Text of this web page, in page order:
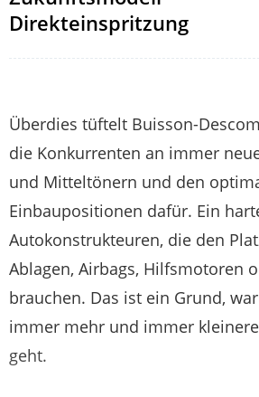
Direkteinspritzung
Überdies tüftelt Buisson-
die Konkurrenten an immer
und Mitteltönern und den
Einbaupositionen dafür. Ein
Autokonstrukteuren, die den
Ablagen, Airbags, Hilfsmotoren
brauchen. Das ist ein Grund,
immer mehr und immer
geht.